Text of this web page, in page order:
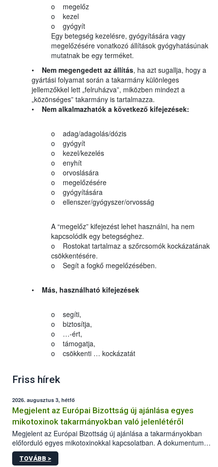
o megelőz
o kezel
o gyógyít
Egy betegség kezelésre, gyógyítására vagy
megelőzésére vonatkozó állítások gyógyhatásúnak
mutatnak be egy terméket.
•
Nem megengedett az állítás, ha azt sugallja, hogy a
gyártási folyamat során a takarmány különleges
jellemzőkkel lett „felruházva”, miközben mindezt a
„közönséges” takarmány is tartalmazza.
• Nem alkalmazhatók a következő kifejezések:
o adag/adagolás/dózis
o gyógyít
o kezel/kezelés
o enyhít
o orvoslására
o megelőzésére
o gyógyítására
o ellenszer/gyógyszer/orvosság
A “megelőz” kifejezést lehet használni, ha nem
kapcsolódik egy betegséghez.
o Rostokat tartalmaz a szőrcsomók kockázatának
csökkentésére.
o Segít a fogkő megelőzésében.
• Más, használható kifejezések
o segíti,
o biztosítja,
o …-ért,
o támogatja,
o csökkenti … kockázatát
Friss hírek
2026. augusztus 3, hétfő
Megjelent az Európai Bizottság új ajánlása egyes
mikotoxinok takarmányokban való jelenlétéről
Megjelent az Európai Bizottság új ajánlása a takarmányokban
előforduló egyes mikotoxinokkal kapcsolatban. A dokumentum
2027-től új irányértékek alkalmazását írja elő, és a jelenleg
hatályos uniós ajánlások helyébe lép.
TOVÁBB >